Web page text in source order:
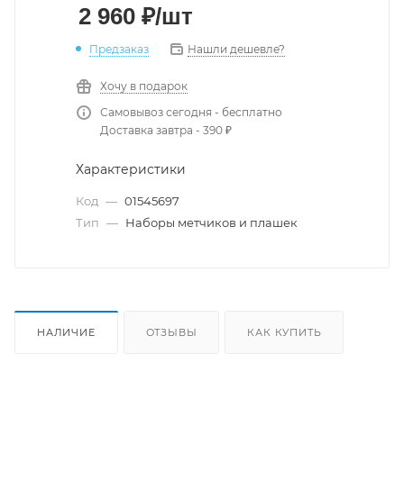
2 960 ₽/шт
Предзаказ Нашли дешевле?
Хочу в подарок
Самовывоз сегодня - бесплатно
Доставка завтра - 390 ₽
Характеристики
Код — 01545697
Тип — Наборы метчиков и плашек
НАЛИЧИЕ ОТЗЫВЫ КАК КУПИТЬ